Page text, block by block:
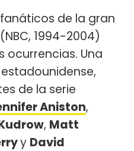
de la gran
(NBC, 1994-2004)
ocurrencias. Una
de la serie
Aniston,
, Matt
y David